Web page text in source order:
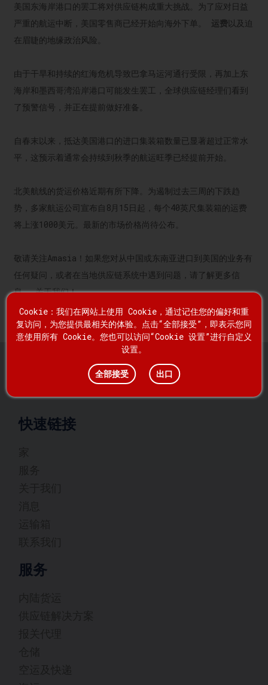
美国东海岸港口的罢工将对供应链构成重大挑战。为了应对日益
严重的航运中断，美国零售商已经开始向海外下单。
运费以及迫
在眉睫的地缘政治风险。
由于干旱和持续的红海危机导致巴拿马运河通行受限，再加上东
海岸和墨西哥湾沿岸港口可能发生罢工，全球供应链经理们看到
了预警信号，并正在提前做好准备。
自春末以来，抵达美国港口的进口集装箱数量已显著超过正常水
平，这预示着通常会持续到秋季的航运旺季已经提前开始。
北美航线的货运价格近期有所下降。为遏制过去三周的下跌趋
势，多家航运公司宣布自8月15日起，每个40英尺集装箱的运费
将上涨1000美元。最新的市场价格尚待公布。
敬请关注Amasia！如果您对从中国或东南亚进口到美国的业务有
任何疑问，或者在当地供应链系统中遇到问题，请了解更多信
息。关于我们！
快速链接
服务
Cookie：我们在网站上使用 Cookie，通过记住您的偏好和重
复访问，为您提供最相关的体验。点击“全部接受”，即表示您同
意使用所有 Cookie。您也可以访问“Cookie 设置”进行自定义
设置。
全部接受 出口